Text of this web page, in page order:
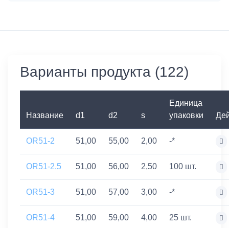
Варианты продукта (122)
Название d1 d2 s
Единица
упаковки
OR51-2 51,00 55,00 2,00 -*
OR51-2.5 51,00 56,00 2,50 100 шт.
OR51-3 51,00 57,00 3,00 -*
OR51-4 51,00 59,00 4,00 25 шт.